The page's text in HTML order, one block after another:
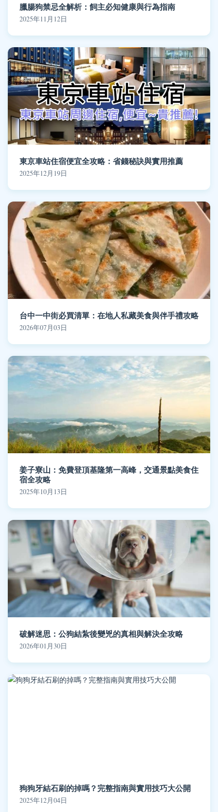
臘腸狗禁忌全解析：飼主必知健康與行為指南
2025年11月12日
東京車站住宿便宜全攻略：省錢秘訣與實用推薦
2025年12月19日
台中一中街必買清單：在地人私藏美食與伴手禮攻略
2026年07月03日
姜子寮山：免費登頂基隆第一高峰，交通景點美食住
宿全攻略
2025年10月13日
破解迷思：公狗結紮後變兇的真相與解決全攻略
2026年01月30日
狗狗牙結石刷的掉嗎？完整指南與實用技巧大公開
2025年12月04日